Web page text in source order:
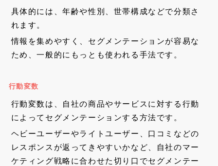
具体的には、年齢や性別、世帯構成などで分類さ
れます。
情報を集めやすく、セグメンテーションが容易な
ため、一般的にもっとも使われる手法です。
行動変数
行動変数は、自社の商品やサービスに対する行動
によってセグメンテーションする方法です。
ヘビーユーザーやライトユーザー、口コミなどの
レスポンスが返ってきやすいかなど、自社のマー
ケティング戦略に合わせた切り口でセグメンテー